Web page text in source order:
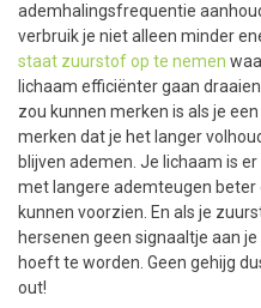
ademhalingsfrequentie
verbruik je niet alleen minder
staat zuurstof op te nemen
lichaam efficiënter gaan
zou kunnen merken is als je
merken dat je het langer
blijven ademen. Je lichaam is
met langere ademteugen
kunnen voorzien. En als je
hersenen geen signaaltje aan
hoeft te worden. Geen gehijg
out!